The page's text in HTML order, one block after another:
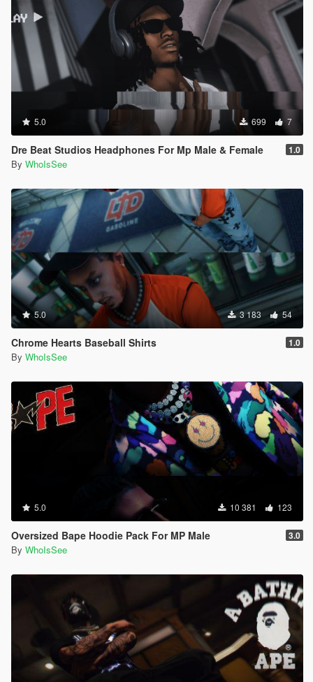
5.0 699 7
Dre Beat Studios Headphones For Mp Male & Female 1.0
By WhoIsSee
5.0 3 183 54
Chrome Hearts Baseball Shirts 1.0
By WhoIsSee
5.0 10 381 123
Oversized Bape Hoodie Pack For MP Male 3.0
By WhoIsSee